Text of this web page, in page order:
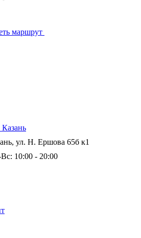
маршрут
ул. Н. Ершова 65б к1
10:00 - 20:00